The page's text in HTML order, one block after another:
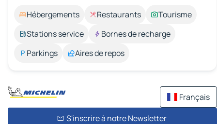
Hébergements Restaurants
Tourisme
Stations service
Bornes de recharge
Parkings
Aires de repos
Français
S'inscrire à notre Newsletter